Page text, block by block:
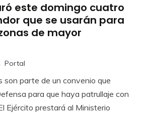
este domingo cuatro
que se usarán para
de mayor
Portal
son parte de un convenio que
para que haya patrullaje con
Ejército prestará al Ministerio